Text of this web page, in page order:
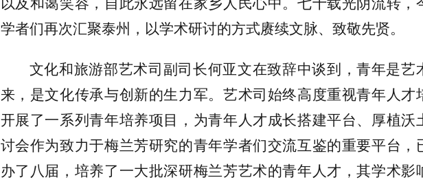
学者们再次汇聚泰州，以学术研讨的方式赓续文脉、致敬先贤。
文化和旅游部艺术司副司长何亚文在致辞中谈到，青年是艺
来，是文化传承与创新的生力军。艺术司始终高度重视青年人才
开展了一系列青年培养项目，为青年人才成长搭建平台、厚植沃
讨会作为致力于梅兰芳研究的青年学者们交流互鉴的重要平台，
办了八届，培养了一大批深研梅兰芳艺术的青年人才，其学术影